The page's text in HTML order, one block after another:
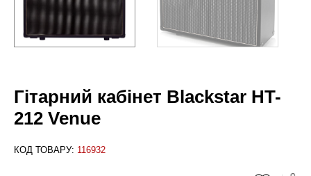
Гітарний кабінет Blackstar HT-
212 Venue
КОД ТОВАРУ: 116932